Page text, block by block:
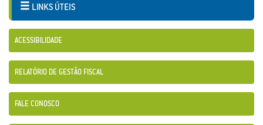
LINKS ÚTEIS
ACESSIBILIDADE
RELATÓRIO DE GESTÃO FISCAL
FALE CONOSCO